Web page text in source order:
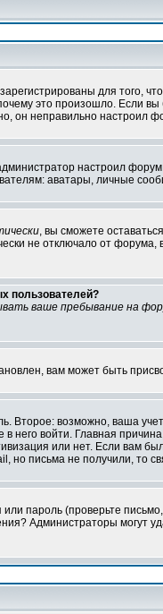
для того,
это произошло. Если
он неправильно настроил
настроил
аватары, личные
, вы сможете
не отключало от форума,
пользователей?
ваше пребывание на
вам может быть
Второе: возможно, ваша
него войти. Главная
или нет. Если вам
но письма не получили, то
пароль (проверьте
Администраторы могут